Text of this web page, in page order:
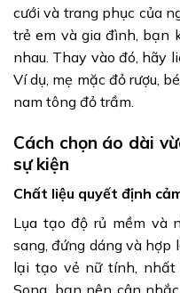
cưới và trang phục của
trẻ em và gia đình, bạn
nhau. Thay vào đó, hãy
Ví dụ, mẹ mặc đỏ rượu,
nam tông đỏ trầm.
Cách chọn áo dài
sự kiện
Chất liệu quyết định
Lụa tạo độ rủ mềm và
sang, đứng dáng và hợp
lại tạo vẻ nữ tính, nhất